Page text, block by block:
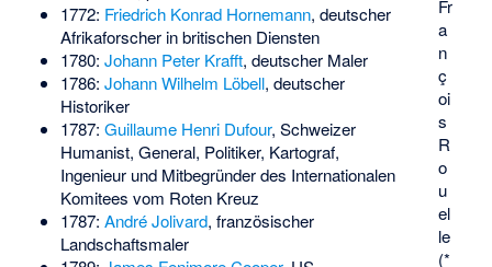
Fr
a
n
ç
oi
s
R
o
u
el
le
(*
1772: Friedrich Konrad Hornemann, deutscher
Afrikaforscher in britischen Diensten
1780: Johann Peter Krafft, deutscher Maler
1786: Johann Wilhelm Löbell, deutscher
Historiker
1787: Guillaume Henri Dufour, Schweizer
Humanist, General, Politiker, Kartograf,
Ingenieur und Mitbegründer des Internationalen
Komitees vom Roten Kreuz
1787: André Jolivard, französischer
Landschaftsmaler